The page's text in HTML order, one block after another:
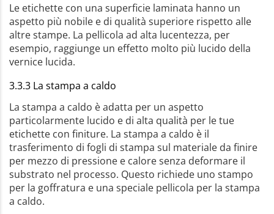
Le etichette con una superficie laminata hanno un
aspetto più nobile e di qualità superiore rispetto alle
altre stampe. La pellicola ad alta lucentezza, per
esempio, raggiunge un effetto molto più lucido della
vernice lucida.
3.3.3 La stampa a caldo
La stampa a caldo è adatta per un aspetto
particolarmente lucido e di alta qualità per le tue
etichette con finiture. La stampa a caldo è il
trasferimento di fogli di stampa sul materiale da finire
per mezzo di pressione e calore senza deformare il
substrato nel processo. Questo richiede uno stampo
per la goffratura e una speciale pellicola per la stampa
a caldo.